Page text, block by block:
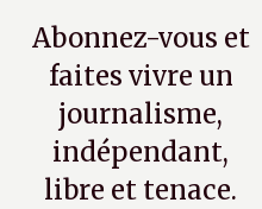
Abonnez-vous et
faites vivre un
journalisme,
indépendant,
libre et tenace.